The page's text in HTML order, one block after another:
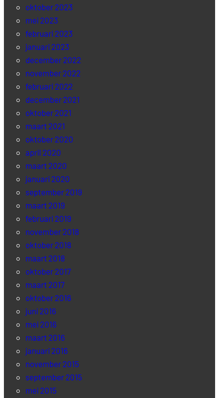
oktober 2023
mei 2023
februari 2023
januari 2023
december 2022
november 2022
februari 2022
december 2021
oktober 2021
maart 2021
oktober 2020
april 2020
maart 2020
januari 2020
september 2019
maart 2019
februari 2019
november 2018
oktober 2018
maart 2018
oktober 2017
maart 2017
oktober 2016
juni 2016
mei 2016
maart 2016
januari 2016
november 2015
september 2015
mei 2015